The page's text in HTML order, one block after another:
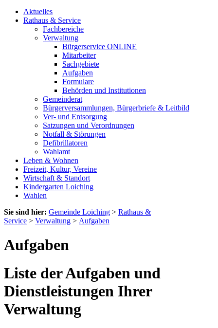
Aktuelles
Rathaus & Service
Fachbereiche
Verwaltung
Bürgerservice ONLINE
Mitarbeiter
Sachgebiete
Aufgaben
Formulare
Behörden und Institutionen
Gemeinderat
Bürgerversammlungen, Bürgerbriefe & Leitbild
Ver- und Entsorgung
Satzungen und Verordnungen
Notfall & Störungen
Defibrillatoren
Wahlamt
Leben & Wohnen
Freizeit, Kultur, Vereine
Wirtschaft & Standort
Kindergarten Loiching
Wahlen
Sie sind hier: Gemeinde Loiching > Rathaus &
Service > Verwaltung > Aufgaben
Aufgaben
Liste der Aufgaben und
Dienstleistungen Ihrer
Verwaltung